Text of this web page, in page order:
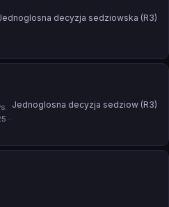
decyzja sedziowska (R3)
·
Jednoglosna decyzja sedziow (R3)